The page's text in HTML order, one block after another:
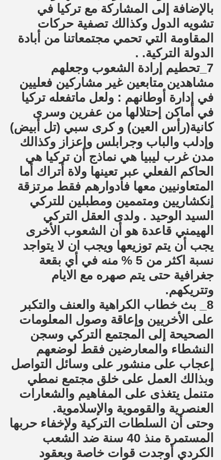
بالإضافة إلى المشاركة مع تركيا في
تشويه الدول وكذالك تصفية حركات
المقاومة التي تحمي مجتمعاتنا من أبادة
الدولة التركية. .
7_تحطيم إرادة الشعوب وجعلهم
مشاهدين متابعين غير مشاركين فعليين
في إدارة أوطانهم : ولعل ماتفعله تركيا
في أماكن إحتلالها من عفرين وسرى
كانية(رأس العين) و كرى سبي (تل أبيض)
وإدلب والباب وجرابلس وإعزاز وكذالك
مدن غرب ليبيا هي نماذج أن تركيا هي
الحاكم الفعلي عبر تعينها ولاة أتراك أما
المتعاونيين معها فأدوارهم فقط مرتزقة
إنكشاريين ومتممين ومطبلين للتركي
السيد الوحيد . ولدى العقل التركي
الهيمني قاعدة هو أن الشعوب الأخرى
يجب أن يتم توزيعها ويجب ان لا يتواجد
نسبة اكثر من 5 % منه في أي بقعة
جغرافية حتى يتم صهره مع الايام
وتتريكهم.
8_ بث خطاب الكراهية والعنف والتكبر
على الأخريين وإعاقة وصول المعلومات
الصحيحة إلى المجتمع التركي وسجن
النشطاء والمعارضين فقط لوضعهم
إعجاب على منشور على وسائل التواصل
وبذالك العمل على خلق مجتمع نمطي
متنمل يتغذى على المفاهيم والشعارات
العنصرية والقوموية والإسلاموية.
وحتى أن السلطات التركية ولإخفاء حربها
المستمرة منذ 40 سنة ضد الشعب
الكردي أوجدت قوات خاصة وبعقود